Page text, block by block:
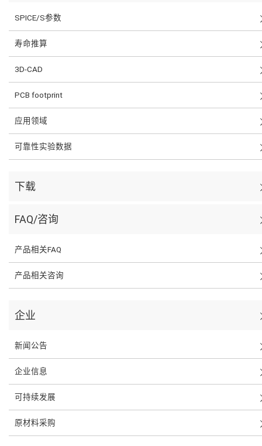
SPICE/S参数
寿命推算
3D-CAD
PCB footprint
应用领域
可靠性实验数据
下载
FAQ/咨询
产品相关FAQ
产品相关咨询
企业
新闻公告
企业信息
可持续发展
原材料采购